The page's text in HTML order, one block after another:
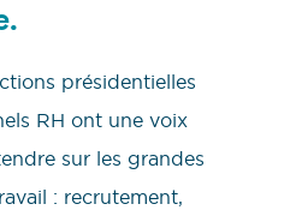
présidentielles
RH ont une voix
sur les grandes
: recrutement,